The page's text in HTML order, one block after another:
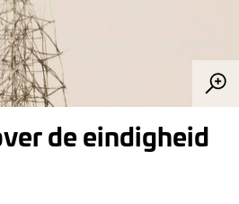
de eindigheid